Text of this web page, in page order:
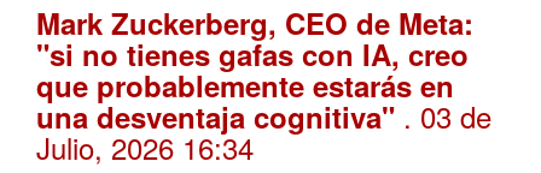
Mark Zuckerberg, CEO de Meta:
"si no tienes gafas con IA, creo
que probablemente estarás en
una desventaja cognitiva" . 03 de
Julio, 2026 16:34